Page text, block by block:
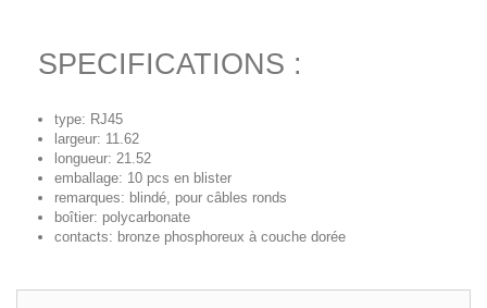
SPECIFICATIONS :
type: RJ45
largeur: 11.62
longueur: 21.52
emballage: 10 pcs en blister
remarques: blindé, pour câbles ronds
boîtier: polycarbonate
contacts: bronze phosphoreux à couche dorée